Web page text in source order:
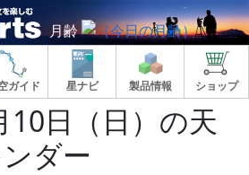
月齢
ガイド 星ナビ 製品情報 ショップ
10日（日）の天
ダー